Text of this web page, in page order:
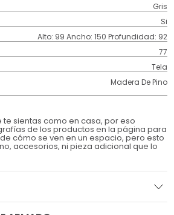
Gris
Si
Alto: 99 Ancho: 150 Profundidad: 92
77
Tela
Madera De Pino
te sientas como en casa, por eso
de los productos en la página para
cómo se ven en un espacio, pero esto
accesorios, ni pieza adicional que lo